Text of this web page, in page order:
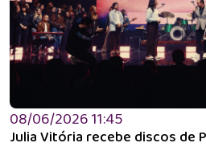
08/06/2026 11:45
Julia Vitória recebe discos de